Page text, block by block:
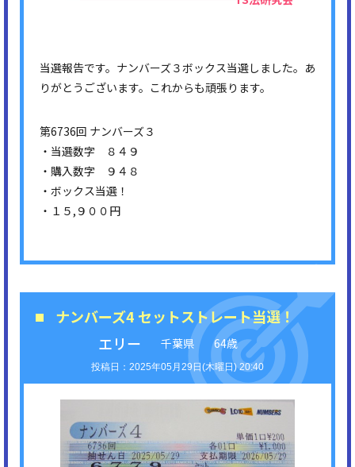
当選報告です。ナンバーズ３ボックス当選しました。あ
りがとうございます。これからも頑張ります。
第6736回 ナンバーズ３
・当選数字 ８４９
・購入数字 ９４８
・ボックス当選！
・１５,９００円
ナンバーズ4 セットストレート当選！
エリー
千葉県 64歳
2025年05月29日(木曜日) 20:40